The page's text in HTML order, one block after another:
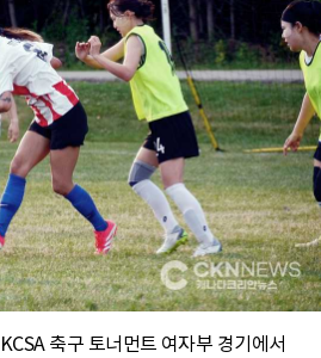
축구 토너먼트 여자부 경기에서